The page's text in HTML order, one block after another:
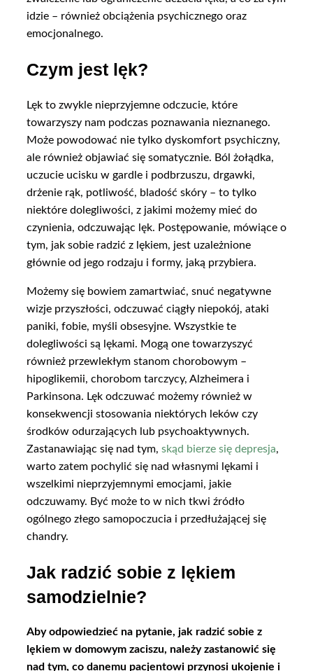
idzie – również obciążenia psychicznego oraz
emocjonalnego.
Czym jest lęk?
Lęk to zwykle nieprzyjemne odczucie, które
towarzyszy nam podczas poznawania nieznanego.
Może powodować nie tylko dyskomfort psychiczny,
ale również objawiać się somatycznie. Ból żołądka,
uczucie ucisku w gardle i podbrzuszu, drgawki,
drżenie rąk, potliwość, bladość skóry – to tylko
niektóre dolegliwości, z jakimi możemy mieć do
czynienia, odczuwając lęk. Postępowanie, mówiące o
tym, jak sobie radzić z lękiem, jest uzależnione
głównie od jego rodzaju i formy, jaką przybiera.
Możemy się bowiem zamartwiać, snuć negatywne
wizje przyszłości, odczuwać ciągły niepokój, ataki
paniki, fobie, myśli obsesyjne. Wszystkie te
dolegliwości są lękami. Mogą one towarzyszyć
również przewlekłym stanom chorobowym –
hipoglikemii, chorobom tarczycy, Alzheimera i
Parkinsona. Lęk odczuwać możemy również w
konsekwencji stosowania niektórych leków czy
środków odurzających lub psychoaktywnych.
Zastanawiając się nad tym, skąd bierze się depresja,
warto zatem pochylić się nad własnymi lękami i
wszelkimi nieprzyjemnymi emocjami, jakie
odczuwamy. Być może to w nich tkwi źródło
ogólnego złego samopoczucia i przedłużającej się
chandry.
Jak radzić sobie z lękiem
samodzielnie?
Aby odpowiedzieć na pytanie, jak radzić sobie z
lękiem w domowym zaciszu, należy zastanowić się
nad tym, co danemu pacjentowi przynosi ukojenie i